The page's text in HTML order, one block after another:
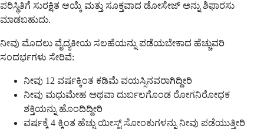
ಪರಿಸ್ಥಿತಿಗೆ ಸುರಕ್ಷಿತ ಆಯ್ಕೆ ಮತ್ತು ಸೂಕ್ತವಾದ ಡೋಸೇಜ್ ಅನ್ನು ಶಿಫಾರಸು
ಮಾಡಬಹುದು.
ನೀವು ಮೊದಲು ವೈದ್ಯಕೀಯ ಸಲಹೆಯನ್ನು ಪಡೆಯಬೇಕಾದ ಹೆಚ್ಚುವರಿ
ಸಂದರ್ಭಗಳು ಸೇರಿವೆ:
ನೀವು 12 ವರ್ಷಕ್ಕಿಂತ ಕಡಿಮೆ ವಯಸ್ಸಿನವರಾಗಿದ್ದೀರಿ
ನೀವು ಮಧುಮೇಹ ಅಥವಾ ದುರ್ಬಲಗೊಂಡ ರೋಗನಿರೋಧಕ
ಶಕ್ತಿಯನ್ನು ಹೊಂದಿದ್ದೀರಿ
ವರ್ಷಕ್ಕೆ 4 ಕ್ಕಿಂತ ಹೆಚ್ಚು ಯೀಸ್ಟ್ ಸೋಂಕುಗಳನ್ನು ನೀವು ಪಡೆಯುತ್ತೀರಿ